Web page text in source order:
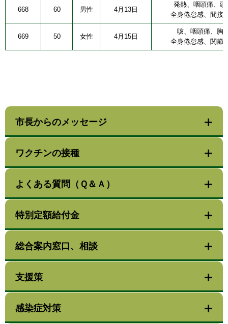
668 60 男性 4月13日
発熱、咽頭痛、頭
全身倦怠感、間接
669 50 女性 4月15日
咳、咽頭痛、胸
全身倦怠感、関節
市長からのメッセージ
ワクチンの接種
よくある質問（Ｑ＆Ａ）
特別定額給付金
総合案内窓口、相談
支援策
感染症対策